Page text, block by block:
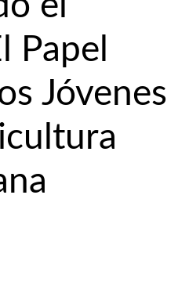
Papel
Jóvenes